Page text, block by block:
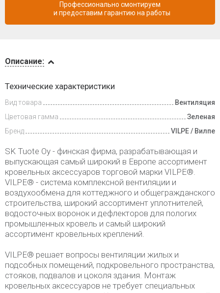
и оплата
Описание:
Технические характеристики
Вид товара
Вентиляция
Цветовая гамма
Зеленая
Бренд
VILPE / Вилпе
SK Tuote Oy - финская фирма, разрабатывающая и
выпускающая самый широкий в Европе ассортимент
кровельных аксессуаров торговой марки VILPE®.
VILPE® - система комплексной вентиляции и
воздухообмена для коттеджного и общегражданского
строительства, широкий ассортимент уплотнителей,
водосточных воронок и дефлекторов для пологих
промышленных кровель и самый широкий
ассортимент кровельных креплений.
VILPE® решает вопросы вентиляции жилых и
подсобных помещений, подкровельного пространства,
стояков, подвалов и цоколя здания. Монтаж
кровельных аксессуаров не требует специальных
Профессионально смонтируем
и предоставим гарантию на работы